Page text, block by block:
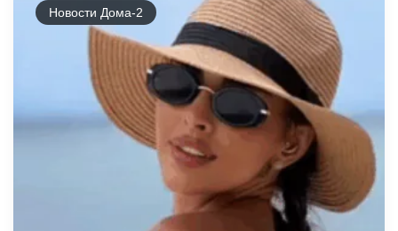
Новости Дома-2